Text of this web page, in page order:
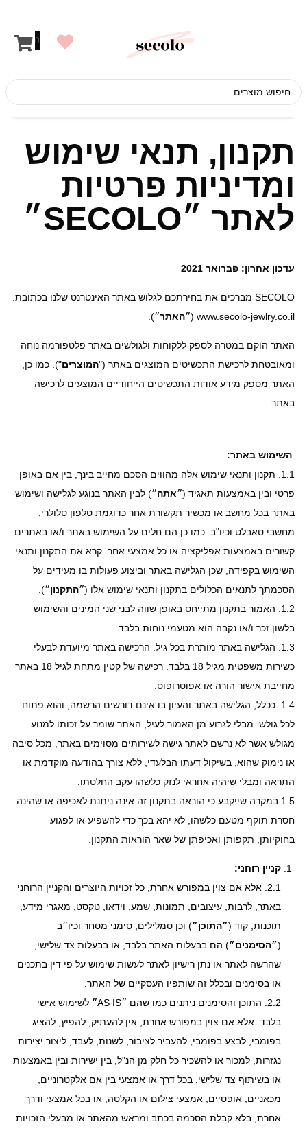
0
תקנון, תנאי שימוש
ומדיניות פרטיות
לאתר ״SECOLO״
עדכון אחרון: פברואר 2021
SECOLO מברכים את בחירתכם לגלוש באתר האינטרנט שלנו בכתובת:
www.secolo-jewlry.co.il (״
האתר״).
האתר הוקם במטרה לספק ללקוחות ולגולשים באתר פלטפורמה נוחה
ומאובטחת לרכישת התכשיטים המוצגים באתר ("המוצרים"). כמו כן,
האתר מספק מידע אודות התכשיטים הייחודיים המוצעים לרכישה
באתר.
השימוש באתר:
1.1. תקנון ותנאי שימוש אלה מהווים הסכם מחייב בינך, בין אם באופן
פרטי ובין באמצעות תאגיד (״אתה״) לבין האתר בנוגע לגלישה ושימוש
באתר בכל מחשב או מכשיר תקשורת אחר כדוגמת טלפון סלולרי,
מחשבי טאבלט וכיו"ב. כמו כן הם חלים על השימוש באתר ו/או באתרים
קשורים באמצעות אפליקציה או כל אמצעי אחר. קרא את התקנון ותנאי
השימוש בקפידה, שכן הגלישה באתר וביצוע פעולות בו מעידים על
הסכמתך לתנאים הכלולים בתקנון ותנאי שימוש אלו (״התקנון״).
1.2. האמור בתקנון מתייחס באופן שווה לבני שני המינים והשימוש
בלשון זכר ו/או נקבה הוא מטעמי נוחות בלבד.
1.3. הגלישה באתר מותרת בכל גיל. הרכישה באתר מיועדת לבעלי
כשירות משפטית מגיל 18 בלבד. רכישה של קטין מתחת לגיל 18 באתר
מחייבת אישור הורה או אפוטרופוס.
1.4. ככלל, הגלישה באתר והעיון בו אינם דורשים הרשמה, והוא פתוח
לכל גולש. מבלי לגרוע מן האמור לעיל, האתר שומר על זכותו למנוע
מגולש אשר לא נרשם לאתר גישה לשירותים מסוימים באתר, מכל סיבה
או נימוק שהוא, בשיקול דעתו הבלעדי, ללא צורך בהודעה מוקדמת או
התראה ומבלי שיהיה אחראי לנזק כלשהו עקב החלטתו.
1.5.במקרה שייקבע כי הוראה בתקנון זה אינה ניתנת לאכיפה או שהינה
חסרת תוקף מטעם כלשהו, לא יהא בכך כדי להשפיע או לפגוע
בחוקיותן, תקפותן ואכיפתן של שאר הוראות התקנון.
קניין רוחני:
2.1. אלא אם צוין במפורש אחרת, כל זכויות היוצרים והקניין הרוחני
באתר, לרבות, עיצובים, תמונות, שמע, וידאו, טקסט, מאגרי מידע,
תוכנות, קוד (״התוכן״) וכן סמלילים, סימני מסחר וכיו״ב
(״הסימנים״) הם בבעלות האתר בלבד, או בבעלות צד שלישי,
שהרשה לאתר או נתן רישיון לאתר לעשות שימוש על פי דין בתכנים
או בסימנים ובכלל זה שותפיו העסקיים של האתר.
2.2. התוכן והסימנים ניתנים כמו שהם ״AS IS״ לשימוש אישי
בלבד. אלא אם צוין במפורש אחרת, אין להעתיק, להפיץ, להציג
בפומבי, לבצע בפומבי, להעביר לציבור, לשנות, לעבד, ליצור יצירות
נגזרות, למכור או להשכיר כל חלק מן הנ"ל, בין ישירות ובין באמצעות
או בשיתוף צד שלישי, בכל דרך או אמצעי בין אם אלקטרוניים,
מכאניים, אופטיים, אמצעי צילום או הקלטה, או בכל אמצעי ודרך
אחרת, בלא קבלת הסכמה בכתב ומראש מהאתר או מבעלי הזכויות